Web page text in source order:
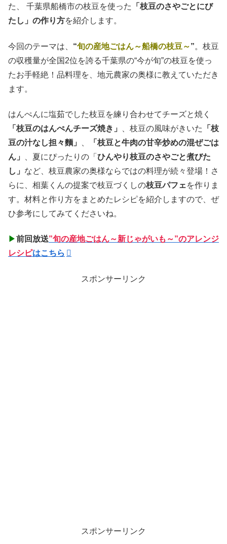
た、 千葉県船橋市の枝豆を使った
「枝豆のさやごとにび
たし」の作り方を紹介します。
今回のテーマは、 “旬の産地ごはん～船橋の枝豆～”。枝豆
の収穫量が全国2位を誇る千葉県の“今が旬”の枝豆を使っ
たお手軽絶！品料理を、地元農家の奥様に教えていただき
ます。
はんぺんに塩茹でした枝豆を練り合わせてチーズと焼く
「枝豆のはんぺんチーズ焼き」
、枝豆の風味がきいた
「枝
豆の汁なし担々麵」
「枝豆と牛肉の甘辛炒めの混ぜごは
ん」
、夏にぴったりの「 ひんやり枝豆のさやごと煮びた
し」 など、枝豆農家の奥様ならではの料理が続々登場！さ
らに、相葉くんの提案で枝豆づくしの枝豆パフェを作りま
す。材料と作り方をまとめたレシピを紹介しますので、ぜ
ひ参考にしてみてくださいね。
▶前回放送”旬の産地ごはん～新じゃがいも～”のアレンジ
レシピはこちら
スポンサーリンク
スポンサーリンク